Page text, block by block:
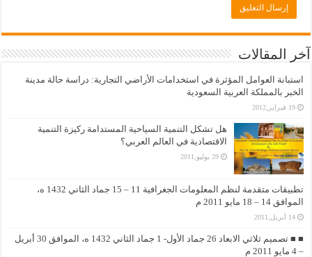
آخر المقالات
استبانة العوامل المؤثرة في استخدامات الأراضي التجارية: دراسة حالة مدينة
الخبر بالمملكة العربية السعودية
19 فبراير,2012
هل تشكل التنمية السياحية المستدامة ركيزة التنمية
الاقتصادية في العالم العربي؟
29 يوليو,2011
تطبيقات متقدمة لنظم المعلومات الجغرافية 11 – 15 جماد الثاني 1432 ه،
الموافق 14 – 18 مايو 2011 م
14 أبريل,2011
■ ■ تصميم ثلاثي الابعاد 26 جماد الأول- 1 جماد الثاني 1432 ه، الموافق 30 أبريل
– 4 مايو 2011 م